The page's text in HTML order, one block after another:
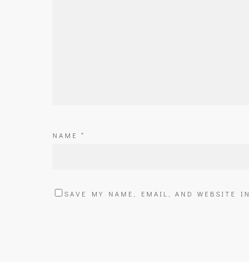
NAME *
SAVE MY NAME, EMAIL, AND WEBSITE